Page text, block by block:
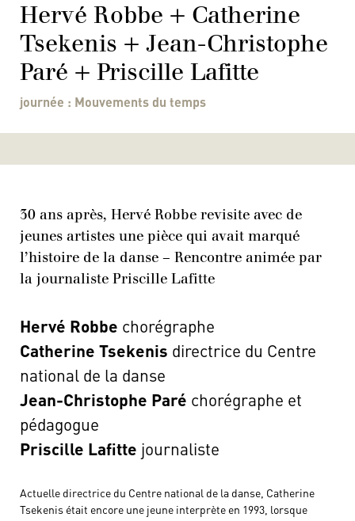
Hervé Robbe + Catherine
Tsekenis + Jean-Christophe
Paré + Priscille Lafitte
journée : Mouvements du temps
30 ans après, Hervé Robbe revisite avec de
jeunes artistes une pièce qui avait marqué
l’histoire de la danse – Rencontre animée par
la journaliste Priscille Lafitte
Hervé Robbe chorégraphe
Catherine Tsekenis directrice du Centre
national de la danse
Jean-Christophe Paré chorégraphe et
pédagogue
Priscille Lafitte journaliste
Actuelle directrice du Centre national de la danse, Catherine
Tsekenis était encore une jeune interprète en 1993, lorsque